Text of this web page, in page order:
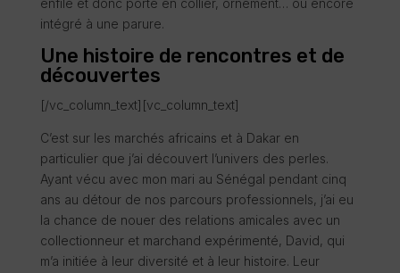
intégré à une parure.
Une histoire de rencontres et de
découvertes
[/vc_column_text][vc_column_text]
C’est sur les marchés africains et à Dakar en
particulier que j’ai découvert l’univers des perles.
Ayant vécu avec mon mari au Sénégal pendant cinq
ans au détour de nos parcours professionnels, j’ai eu
la chance de nouer des relations amicales avec un
collectionneur et marchand expérimenté, David, qui
m’a initiée à leur diversité et à leur histoire. Leur